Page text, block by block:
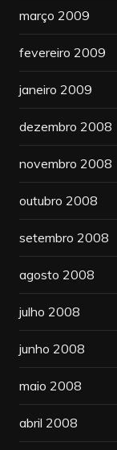
março 2009
fevereiro 2009
janeiro 2009
dezembro 2008
novembro 2008
outubro 2008
setembro 2008
agosto 2008
julho 2008
junho 2008
maio 2008
abril 2008